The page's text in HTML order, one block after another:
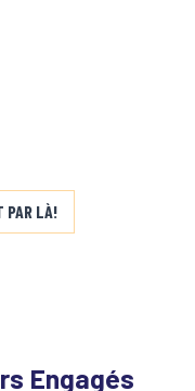
PAR LÀ!
Engagés